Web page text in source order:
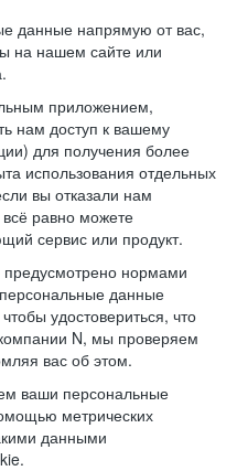
данные напрямую от вас,
на нашем сайте или
приложением,
нам доступ к вашему
для получения более
использования отдельных
вы отказали нам
всё равно можете
сервис или продукт.
предусмотрено нормами
данные
удостовериться, что
N, мы проверяем
вас об этом.
ваши персональные
метрических
данными